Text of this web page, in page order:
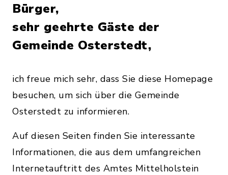
Bürger,
sehr geehrte Gäste der
Gemeinde Osterstedt,
ich freue mich sehr, dass Sie diese Homepage
besuchen, um sich über die Gemeinde
Osterstedt zu informieren.
Auf diesen Seiten finden Sie interessante
Informationen, die aus dem umfangreichen
Internetauftritt des Amtes Mittelholstein